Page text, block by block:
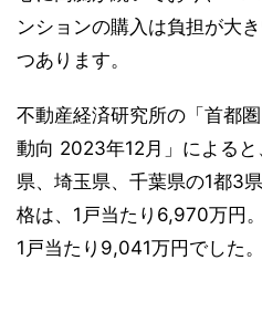
ンションの購入は負担が大
つあります。
不動産経済研究所の「首都
動向 2023年12月」によると
県、埼玉県、千葉県の1都3
格は、1戸当たり6,970万円
1戸当たり9,041万円でした。